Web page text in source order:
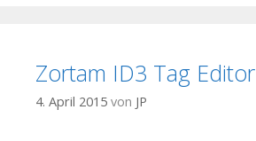
Zortam ID3 Tag Editor
4. April 2015 von JP